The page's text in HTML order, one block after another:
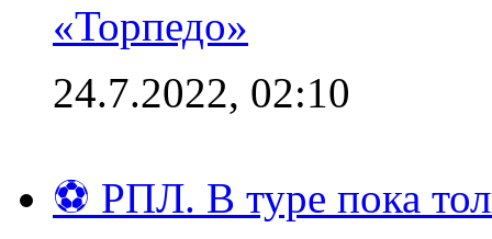
«Торпедо»
24.7.2022, 02:10
⚽ РПЛ. В туре пока